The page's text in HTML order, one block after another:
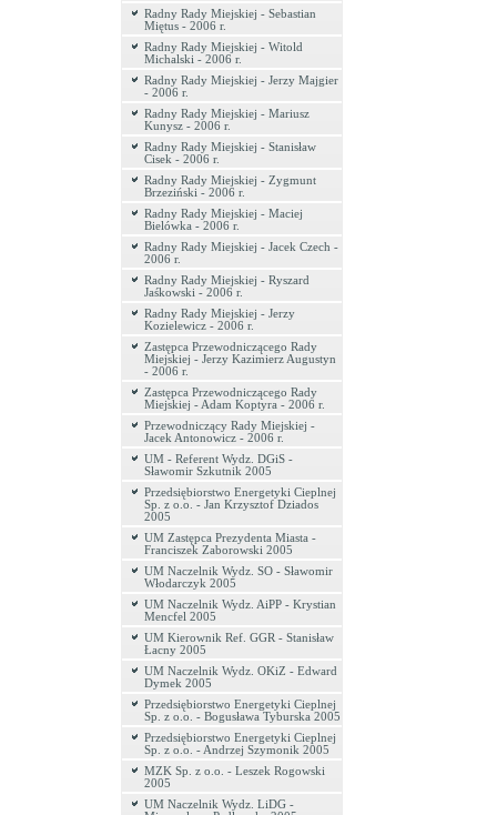
Radny Rady Miejskiej - Sebastian
Miętus - 2006 r.
Radny Rady Miejskiej - Witold
Michalski - 2006 r.
Radny Rady Miejskiej - Jerzy Majgier
- 2006 r.
Radny Rady Miejskiej - Mariusz
Kunysz - 2006 r.
Radny Rady Miejskiej - Stanisław
Cisek - 2006 r.
Radny Rady Miejskiej - Zygmunt
Brzeziński - 2006 r.
Radny Rady Miejskiej - Maciej
Bielówka - 2006 r.
Radny Rady Miejskiej - Jacek Czech -
2006 r.
Radny Rady Miejskiej - Ryszard
Jaśkowski - 2006 r.
Radny Rady Miejskiej - Jerzy
Kozielewicz - 2006 r.
Zastępca Przewodniczącego Rady
Miejskiej - Jerzy Kazimierz Augustyn
- 2006 r.
Zastępca Przewodniczącego Rady
Miejskiej - Adam Koptyra - 2006 r.
Przewodniczący Rady Miejskiej -
Jacek Antonowicz - 2006 r.
UM - Referent Wydz. DGiS -
Sławomir Szkutnik 2005
Przedsiębiorstwo Energetyki Cieplnej
Sp. z o.o. - Jan Krzysztof Dziados
2005
UM Zastępca Prezydenta Miasta -
Franciszek Zaborowski 2005
UM Naczelnik Wydz. SO - Sławomir
Włodarczyk 2005
UM Naczelnik Wydz. AiPP - Krystian
Mencfel 2005
UM Kierownik Ref. GGR - Stanisław
Łacny 2005
UM Naczelnik Wydz. OKiZ - Edward
Dymek 2005
Przedsiębiorstwo Energetyki Cieplnej
Sp. z o.o. - Bogusława Tyburska 2005
Przedsiębiorstwo Energetyki Cieplnej
Sp. z o.o. - Andrzej Szymonik 2005
MZK Sp. z o.o. - Leszek Rogowski
2005
UM Naczelnik Wydz. LiDG -